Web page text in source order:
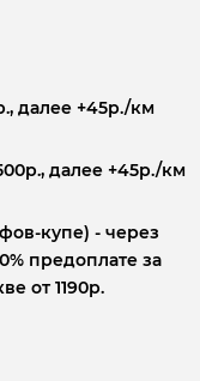
далее +45р./км
далее +45р./км
купе) - через
предоплате за
от 1190р.